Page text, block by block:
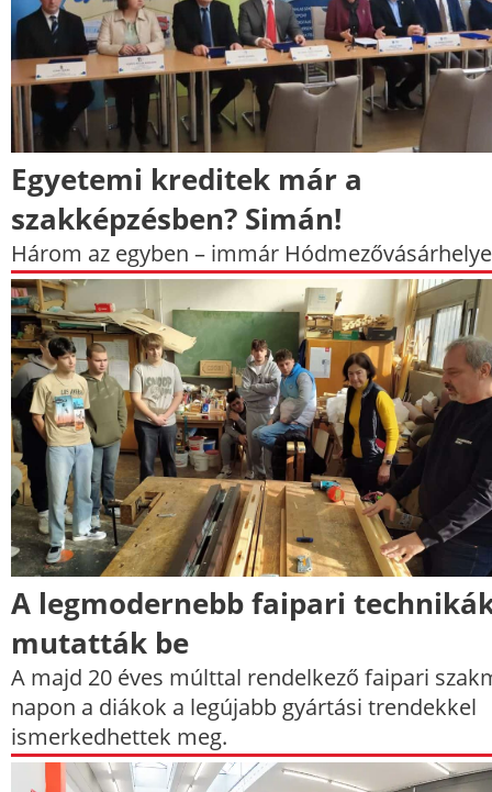
Egyetemi kreditek már a
szakképzésben? Simán!
Három az egyben – immár
A legmodernebb faipari
mutatták be
A majd 20 éves múlttal rendelkező faipari
napon a diákok a legújabb gyártási trendekkel
ismerkedhettek meg.